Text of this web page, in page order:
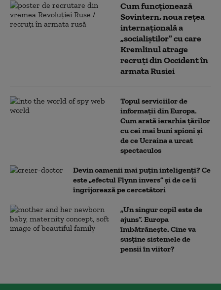
Cum funcționează
Sovintern, noua rețea
internațională a
„socialiștilor” cu care
Kremlinul atrage
recruți din Occident în
armata Rusiei
Topul serviciilor de
informații din Europa.
Cum arată ierarhia țărilor
cu cei mai buni spioni și
de ce Ucraina a urcat
spectaculos
Devin oamenii mai puțin inteligenți? Ce
este „efectul Flynn invers” și de ce îi
îngrijorează pe cercetători
„Un singur copil este de
ajuns”. Europa
îmbătrânește. Cine va
susține sistemele de
pensii în viitor?